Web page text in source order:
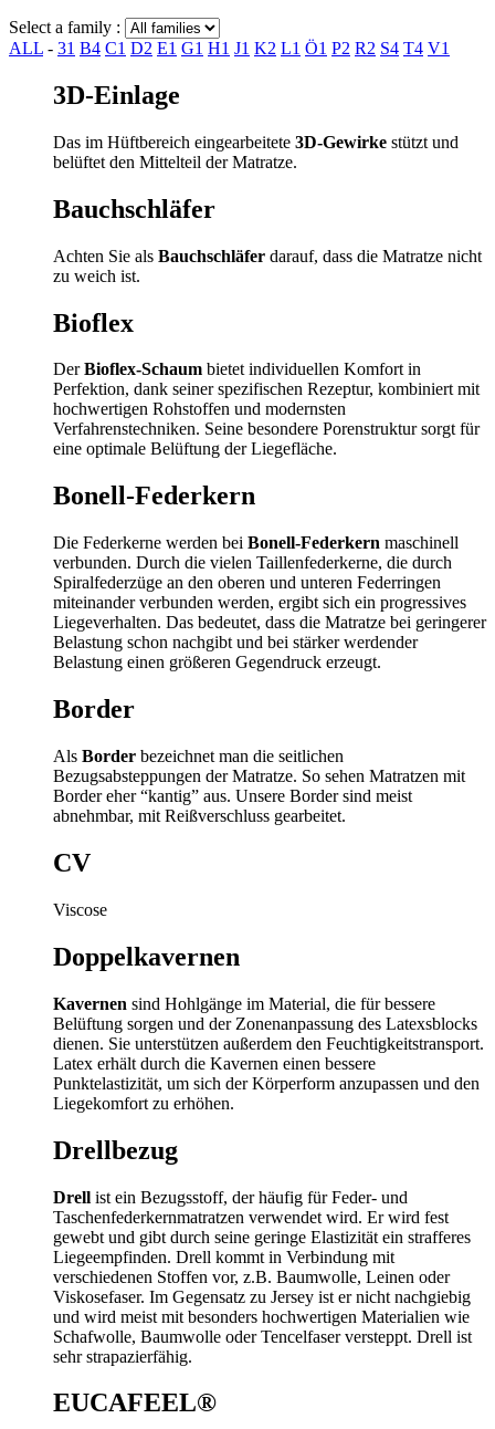
Select a family :
ALL - 31 B4 C1 D2 E1 G1 H1 J1 K2 L1 Ö1 P2 R2 S4 T4 V1
3D-Einlage
Das im Hüftbereich eingearbeitete 3D-Gewirke stützt und
belüftet den Mittelteil der Matratze.
Bauchschläfer
Achten Sie als Bauchschläfer darauf, dass die Matratze nicht
zu weich ist.
Bioflex
DerBioflex-Schaum bietet individuellen Komfort in
Perfektion, dank seiner spezifischen Rezeptur, kombiniert mit
hochwertigen Rohstoffen und modernsten
Verfahrenstechniken. Seine besondere Porenstruktur sorgt für
eine optimale Belüftung der Liegefläche.
Bonell-Federkern
Die Federkerne werden bei Bonell-Federkern maschinell
verbunden. Durch die vielen Taillenfederkerne, die durch
Spiralfederzüge an den oberen und unteren Federringen
miteinander verbunden werden, ergibt sich ein progressives
Liegeverhalten. Das bedeutet, dass die Matratze bei geringerer
Belastung schon nachgibt und bei stärker werdender
Belastung einen größeren Gegendruck erzeugt.
Border
Als Border bezeichnet man die seitlichen
Bezugsabsteppungen der Matratze. So sehen Matratzen mit
Border eher “kantig” aus. Unsere Border sind meist
abnehmbar, mit Reißverschluss gearbeitet.
CV
Viscose
Doppelkavernen
Kavernen sind Hohlgänge im Material, die für bessere
Belüftung sorgen und der Zonenanpassung des Latexsblocks
dienen. Sie unterstützen außerdem den Feuchtigkeitstransport.
Latex erhält durch die Kavernen einen bessere
Punktelastizität, um sich der Körperform anzupassen und den
Liegekomfort zu erhöhen.
Drellbezug
Drell ist ein Bezugsstoff, der häufig für Feder- und
Taschenfederkernmatratzen verwendet wird. Er wird fest
gewebt und gibt durch seine geringe Elastizität ein strafferes
Liegeempfinden. Drell kommt in Verbindung mit
verschiedenen Stoffen vor, z.B. Baumwolle, Leinen oder
Viskosefaser. Im Gegensatz zu Jersey ist er nicht nachgiebig
und wird meist mit besonders hochwertigen Materialien wie
Schafwolle, Baumwolle oder Tencelfaser versteppt. Drell ist
sehr strapazierfähig.
EUCAFEEL®